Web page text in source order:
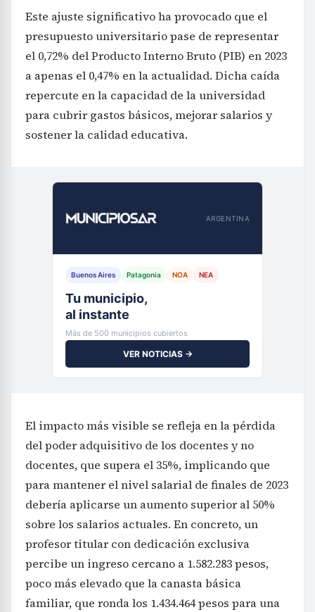
Este ajuste significativo ha provocado que el
presupuesto universitario pase de representar
el 0,72% del Producto Interno Bruto (PIB) en 2023
a apenas el 0,47% en la actualidad. Dicha caída
repercute en la capacidad de la universidad
para cubrir gastos básicos, mejorar salarios y
sostener la calidad educativa.
ARGENTINA
Buenos Aires Patagonia NOA NEA
Tu municipio,
al instante
Más de 500 municipios cubiertos
VER NOTICIAS →
El impacto más visible se refleja en la pérdida
del poder adquisitivo de los docentes y no
docentes, que supera el 35%, implicando que
para mantener el nivel salarial de finales de 2023
debería aplicarse un aumento superior al 50%
sobre los salarios actuales. En concreto, un
profesor titular con dedicación exclusiva
percibe un ingreso cercano a 1.582.283 pesos,
poco más elevado que la canasta básica
familiar, que ronda los 1.434.464 pesos para una